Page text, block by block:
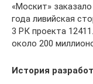
«Москит»
года ливийская
3 РК проекта
около 200
История